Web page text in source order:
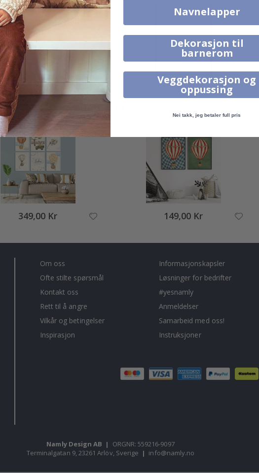
95,00 Kr 169,00 Kr
Alternative produkter
349,00 Kr 149,00 Kr
Om oss
Ofte stilte spørsmål
Kontakt oss
Rett til å angre
Vilkår og betingelser
Inspirasjon
Informasjonskapsler
Løsninger for bedrifter
#yesnamly
Anmeldelser
Samarbeid med oss!
Instruksjoner
Namly Design AB |
ORGNR: 559216-9097
Terminalgatan 9, 23261 Arlöv, Sverige | info@namly.no
Navnelapper
Dekorasjon til
barnerom
Veggdekorasjon og
oppussing
Nei takk, jeg betaler full pris